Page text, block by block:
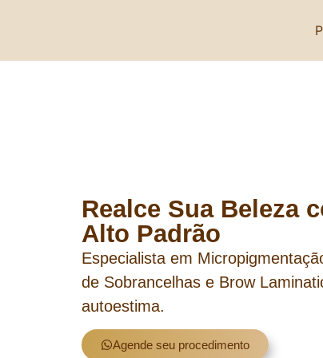
Realce Sua Beleza
Alto Padrão
Especialista em
de Sobrancelhas e Brow
autoestima.
Agende seu procedimento